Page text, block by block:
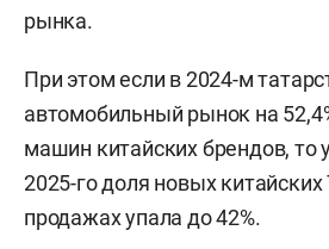
рынка.
При этом если в 2024-м
автомобильный рынок на
машин китайских брендов, то
2025-го доля новых
продажах упала до 42%.